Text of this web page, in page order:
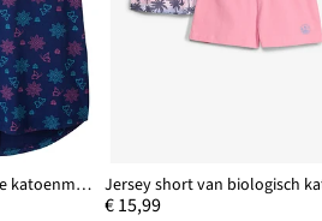
Top vn een biologische katoenmix (set van 2)
€ 15,99